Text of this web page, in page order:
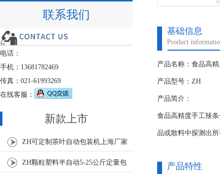
基础信息
Product
产品名称：食品高
产品型号：ZH
产品简介：
食品高精度手工辣
品或散料中探测出
产品特性
联系我们
电话：
手机：13681782469
传真：021-61993269
在线客服：
新款上市
ZH可定制茶叶自动包装机上海厂家
ZH颗粒塑料半自动5-25公斤定量包